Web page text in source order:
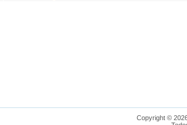
Copyright ©